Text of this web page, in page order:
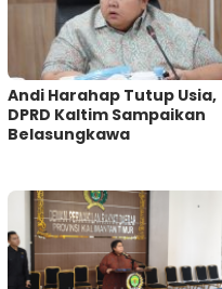
Andi Harahap Tutup Usia,
DPRD Kaltim Sampaikan
Belasungkawa